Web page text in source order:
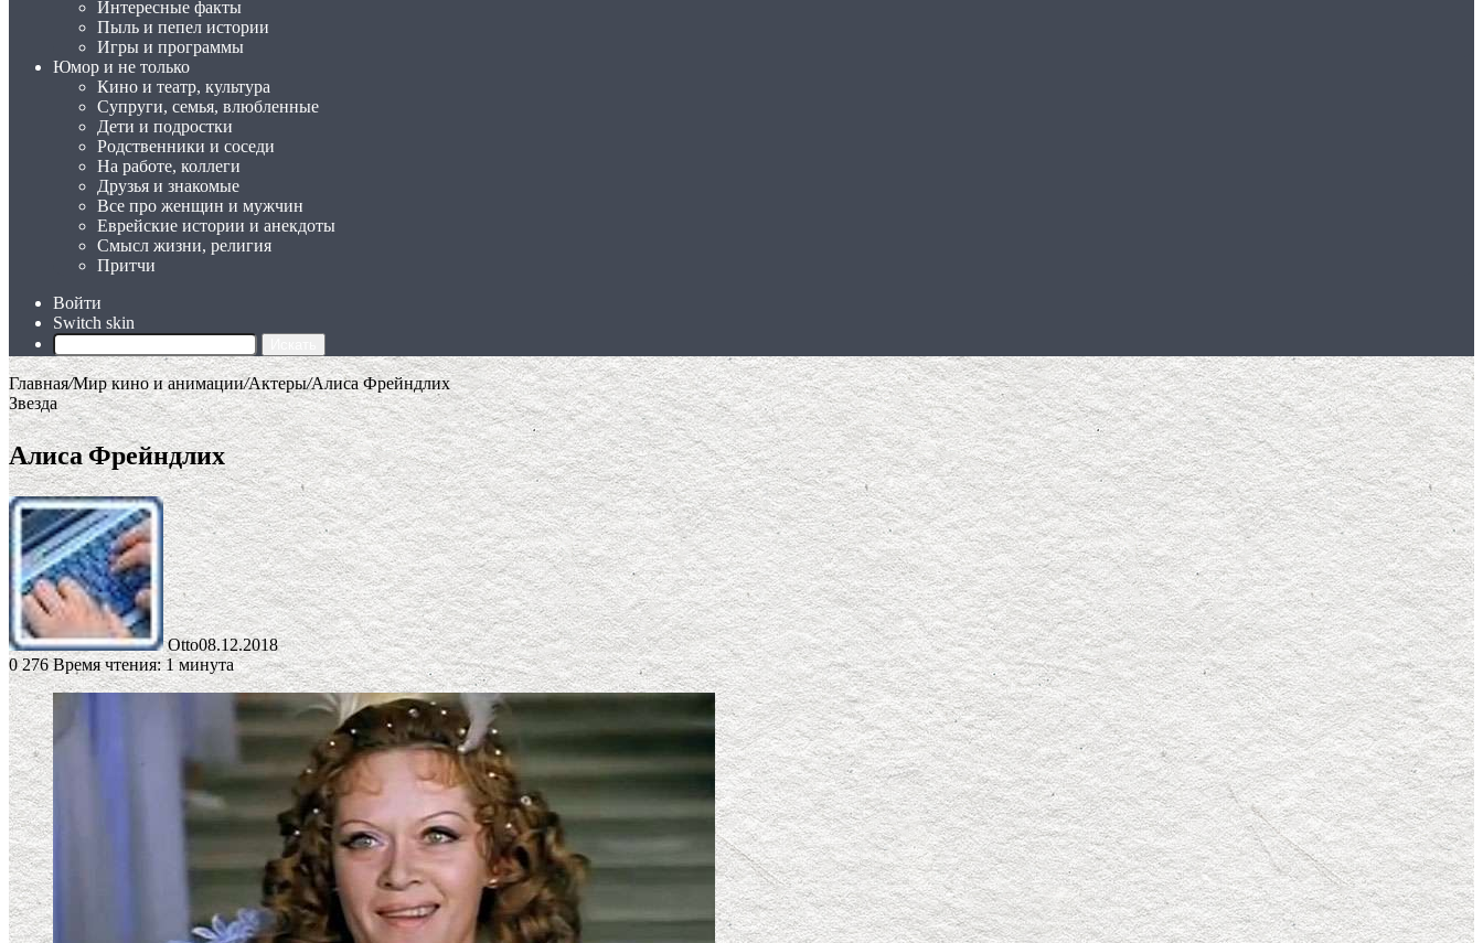
Интересные факты
Пыль и пепел истории
Игры и программы
Юмор и не только
Кино и театр, культура
Супруги, семья, влюбленные
Дети и подростки
Родственники и соседи
На работе, коллеги
Друзья и знакомые
Все про женщин и мужчин
Еврейские истории и анекдоты
Смысл жизни, религия
Притчи
Войти
Switch skin
Главная/Мир кино и анимации/Актеры/Алиса Фрейндлих
Звезда
Алиса Фрейндлих
Otto08.12.2018
0276Время чтения: 1 минута